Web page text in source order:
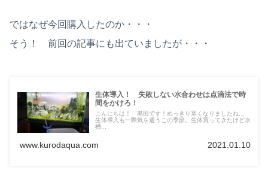
ではなぜ今回購入したのか・・・
そう！ 前回の記事にも出ていましたが・・・
生体導入！ 失敗しない水合わせは点滴法で時
間をかけろ！
こんにちは！ 黒田です！めっきり寒くなりましたね...
生体導入も一際気を遣うこの季節。生体買ってきたけど水
槽...
www.kurodaqua.com 2021.01.10